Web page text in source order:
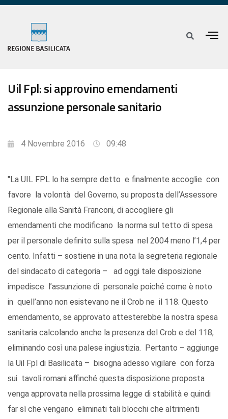
Uil Fpl: si approvino emendamenti
assunzione personale sanitario
4 Novembre 2016 09:48
"La UIL FPL lo ha sempre detto e finalmente accoglie con
favore la volontà del Governo, su proposta dell’Assessore
Regionale alla Sanità Franconi, di accogliere gli
emendamenti che modificano la norma sul tetto di spesa
per il personale definito sulla spesa nel 2004 meno l’1,4 per
cento. Infatti – sostiene in una nota la segreteria regionale
del sindacato di categoria – ad oggi tale disposizione
impedisce l’assunzione di personale poiché come è noto
in quell’anno non esistevano ne il Crob ne il 118. Questo
emendamento, se approvato attesterebbe la nostra spesa
sanitaria calcolando anche la presenza del Crob e del 118,
eliminando così una palese ingiustizia. Pertanto – aggiunge
la Uil Fpl di Basilicata – bisogna adesso vigilare con forza
sui tavoli romani affinché questa disposizione proposta
venga approvata nella prossima legge di stabilità e quindi
far sì che vengano eliminati tali blocchi che altrimenti